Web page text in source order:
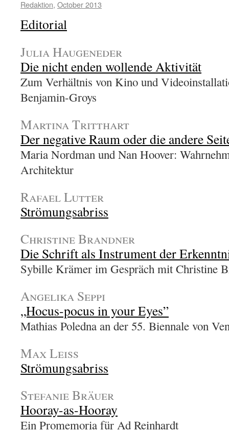
Redaktion, October 2013
Editorial
Julia Haugeneder
Die nicht enden wollende Aktivität
Zum Verhältnis von Kino und
Benjamin-Groys
Martina Tritthart
Der negative Raum oder die andere
Maria Nordman und Nan Hoover:
Architektur
Rafael Lutter
Strömungsabriss
Christine Brandner
Die Schrift als Instrument der
Sybille Krämer im Gespräch mit Christine
Angelika Seppi
„Hocus-pocus in your Eyes”
Mathias Poledna an der 55. Biennale von
Max Leiss
Strömungsabriss
Stefanie Bräuer
Hooray-as-Hooray
Ein Promemoria für Ad Reinhardt